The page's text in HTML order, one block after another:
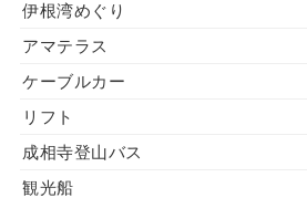
伊根湾めぐり
アマテラス
ケーブルカー
リフト
成相寺登山バス
観光船